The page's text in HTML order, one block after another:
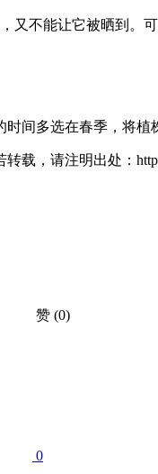
又不能让它被晒到。
间多选在春季，将
，请注明出处：
赞 (0)
0